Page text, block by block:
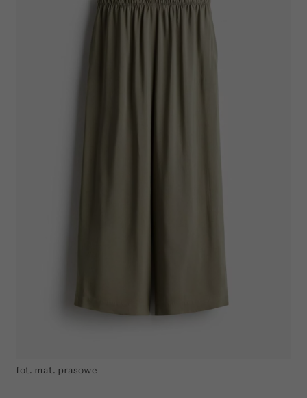
Partnerzy mogą połączyć te informacje z innymi danymi
otrzymanymi od Ciebie lub uzyskanymi podczas
fot. mat. prasowe